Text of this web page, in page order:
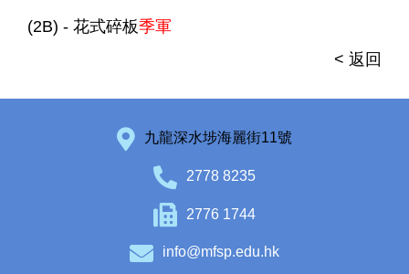
(2B) - 花式碎板季軍
< 返回
九龍深水埗海麗街11號
2778 8235
2776 1744
info@mfsp.edu.hk